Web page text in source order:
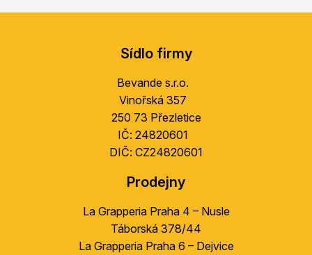
Sídlo firmy
Bevande s.r.o.
Vinořská 357
250 73 Přezletice
IČ: 24820601
DIČ: CZ24820601
Prodejny
La Grapperia Praha 4 – Nusle
Táborská 378/44
La Grapperia Praha 6 – Dejvice